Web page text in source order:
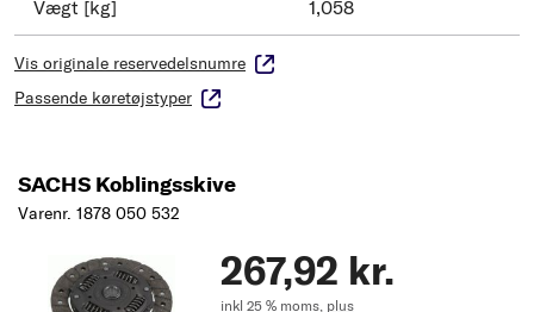
Vægt [kg] 1,058
Vis originale reservedelsnumre
Passende køretøjstyper
SACHS Koblingsskive
Varenr. 1878 050 532
267,92 kr.
inkl 25 % moms, plus